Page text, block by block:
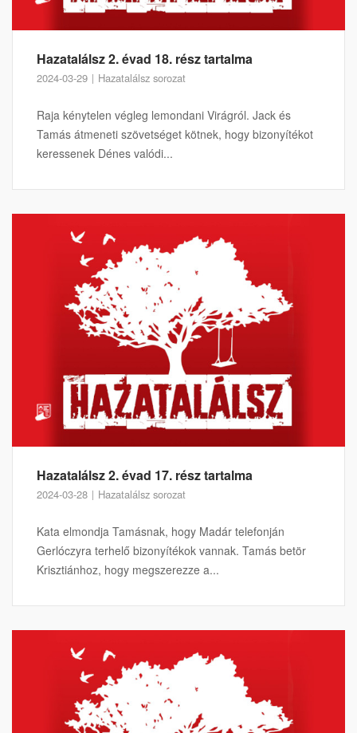
Hazatalálsz 2. évad 18. rész tartalma
2024-03-29 Hazatalálsz sorozat
Raja kénytelen végleg lemondani Virágról. Jack és
Tamás átmeneti szövetséget kötnek, hogy bizonyítékot
keressenek Dénes valódi...
Hazatalálsz 2. évad 17. rész tartalma
2024-03-28 Hazatalálsz sorozat
Kata elmondja Tamásnak, hogy Madár telefonján
Gerlóczyra terhelő bizonyítékok vannak. Tamás betör
Krisztiánhoz, hogy megszerezze a...